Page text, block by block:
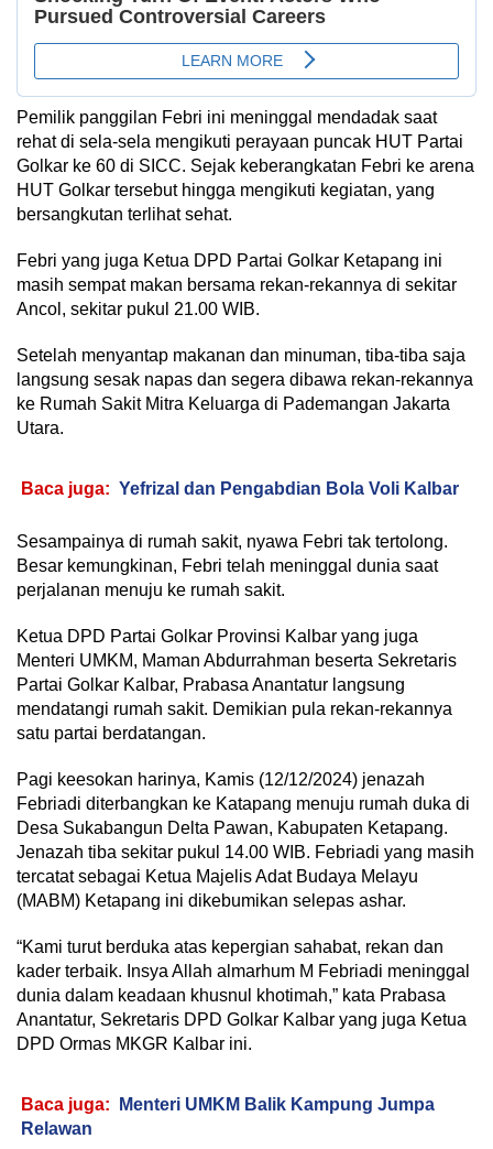
Pemilik panggilan Febri ini meninggal mendadak saat
rehat di sela-sela mengikuti perayaan puncak HUT Partai
Golkar ke 60 di SICC. Sejak keberangkatan Febri ke arena
HUT Golkar tersebut hingga mengikuti kegiatan, yang
bersangkutan terlihat sehat.
Febri yang juga Ketua DPD Partai Golkar Ketapang ini
masih sempat makan bersama rekan-rekannya di sekitar
Ancol, sekitar pukul 21.00 WIB.
Setelah menyantap makanan dan minuman, tiba-tiba saja
langsung sesak napas dan segera dibawa rekan-rekannya
ke Rumah Sakit Mitra Keluarga di Pademangan Jakarta
Utara.
Baca juga: Yefrizal dan Pengabdian Bola Voli Kalbar
Sesampainya di rumah sakit, nyawa Febri tak tertolong.
Besar kemungkinan, Febri telah meninggal dunia saat
perjalanan menuju ke rumah sakit.
Ketua DPD Partai Golkar Provinsi Kalbar yang juga
Menteri UMKM, Maman Abdurrahman beserta Sekretaris
Partai Golkar Kalbar, Prabasa Anantatur langsung
mendatangi rumah sakit. Demikian pula rekan-rekannya
satu partai berdatangan.
Pagi keesokan harinya, Kamis (12/12/2024) jenazah
Febriadi diterbangkan ke Katapang menuju rumah duka di
Desa Sukabangun Delta Pawan, Kabupaten Ketapang.
Jenazah tiba sekitar pukul 14.00 WIB. Febriadi yang masih
tercatat sebagai Ketua Majelis Adat Budaya Melayu
(MABM) Ketapang ini dikebumikan selepas ashar.
“Kami turut berduka atas kepergian sahabat, rekan dan
kader terbaik. Insya Allah almarhum M Febriadi meninggal
dunia dalam keadaan khusnul khotimah,” kata Prabasa
Anantatur, Sekretaris DPD Golkar Kalbar yang juga Ketua
DPD Ormas MKGR Kalbar ini.
Baca juga:
Menteri UMKM Balik Kampung Jumpa
Relawan